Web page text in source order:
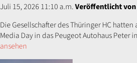
Juli 15, 2026 11:10 a.m.Veröffentlicht von
Die Gesellschafter des Thüringer HC hatten
Media Day in das Peugeot Autohaus Peter
ansehen